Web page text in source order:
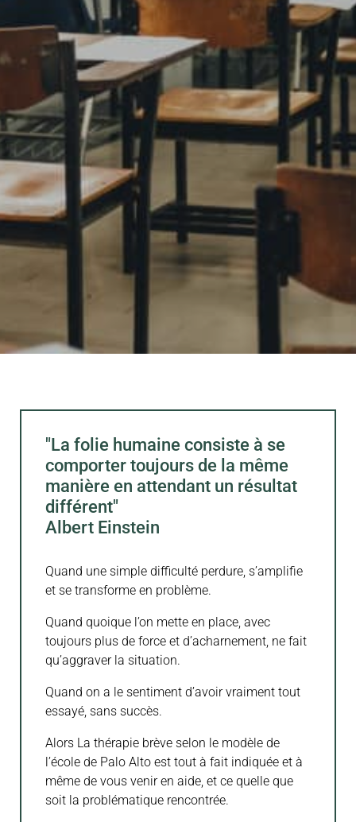
"La folie humaine consiste à se
comporter toujours de la même
manière en attendant un résultat
différent"
Albert Einstein
Quand une simple difficulté perdure, s’amplifie
et se transforme en problème.
Quand quoique l’on mette en place, avec
toujours plus de force et d’acharnement, ne fait
qu’aggraver la situation.
Quand on a le sentiment d’avoir vraiment tout
essayé, sans succès.
Alors La thérapie brève selon le modèle de
l’école de Palo Alto est tout à fait indiquée et à
même de vous venir en aide, et ce quelle que
soit la problématique rencontrée.